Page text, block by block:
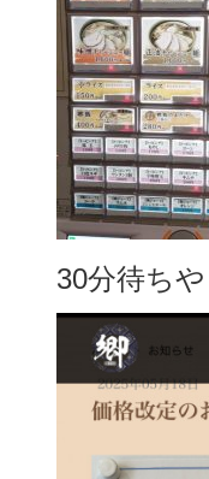
30分待ち